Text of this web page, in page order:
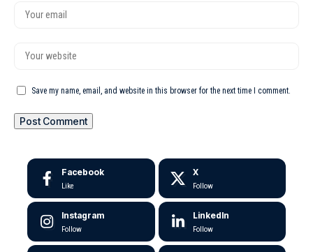
Save my name, email, and website in this browser for the next time I comment.
Facebook
Like
X
Follow
Instagram
Follow
LinkedIn
Follow